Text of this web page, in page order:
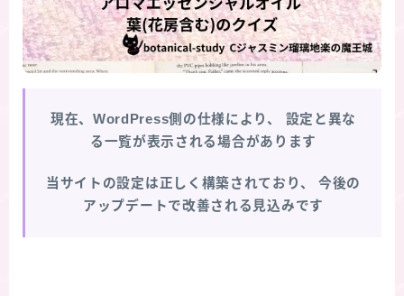
お知らせ
Cジャスミン瑠璃地楽の主な活動先リンク集
プロフィール
現在、WordPress側の仕様により、
設定と異な
る一覧が表示される場合があります
当サイトの設定は正しく構築されており、
今後の
アップデートで改善される見込みです